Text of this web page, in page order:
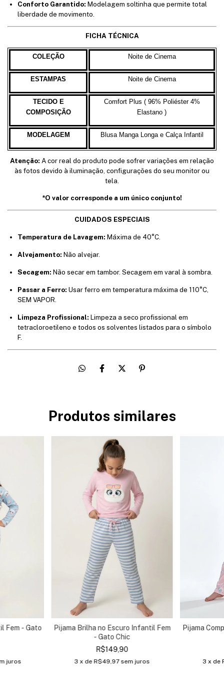
Conforto Garantido: Modelagem soltinha que permite total
liberdade de movimento.
FICHA TÉCNICA
COLEÇÃO Noite de Cinema
ESTAMPAS Noite de Cinema
TECIDO E
COMPOSIÇÃO
Comfort Plus ( 96% Poliéster 4%
Elastano )
MODELAGEM Blusa Manga Longa e Calça Infantil
Atenção: A cor real do produto pode sofrer variações em relação
às fotos devido à iluminação, configurações do seu monitor ou
tela.
*O valor corresponde a um único conjunto!
CUIDADOS ESPECIAIS
Temperatura de Lavagem: Máxima de 40°C.
Alvejamento: Não alvejar.
Secagem: Não secar em tambor. Secagem em varal à sombra.
Passar a Ferro: Usar ferro em temperatura máxima de 110°C,
SEM VAPOR.
Limpeza Profissional: Limpeza a seco profissional em
tetracloroetileno e todos os solventes listados para o símbolo
F.
Produtos similares
Fem - Gato
juros
Pijama Brilha no Escuro Infantil Fem
- Gato Chic
R$149,90
3 x de R$49,97 sem juros
Pijama
3 x de